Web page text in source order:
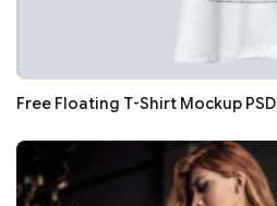
Free Floating T-Shirt Mockup PSD